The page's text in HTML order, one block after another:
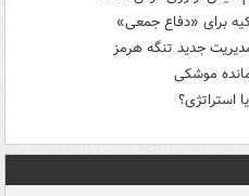
برای «دفاع جمعی»
جدید تنگه هرمز
موشکی
استراتژی؟